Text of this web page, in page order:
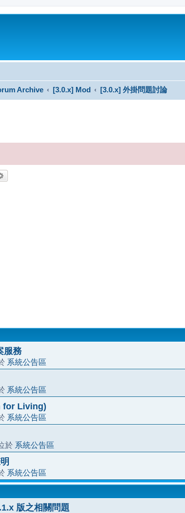
Archive [3.0.x] Mod [3.0.x] 外掛問題討論
服務
系統公告區
系統公告區
for Living)
系統公告區
於 系統公告區
系統公告區
版之相關問題